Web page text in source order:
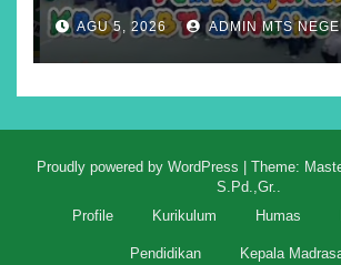
AGU 5, 2026 ADMIN MTS
Proudly powered by WordPress Theme:
S.Pd.,Gr.
Profile
Kurikulum Humas
Pendidikan Kepala